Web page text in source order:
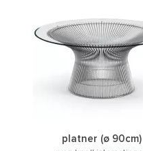
platner (ø 90cm)